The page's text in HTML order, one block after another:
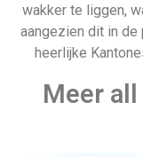
wakker te liggen,
aangezien dit in de
heerlijke
Meer